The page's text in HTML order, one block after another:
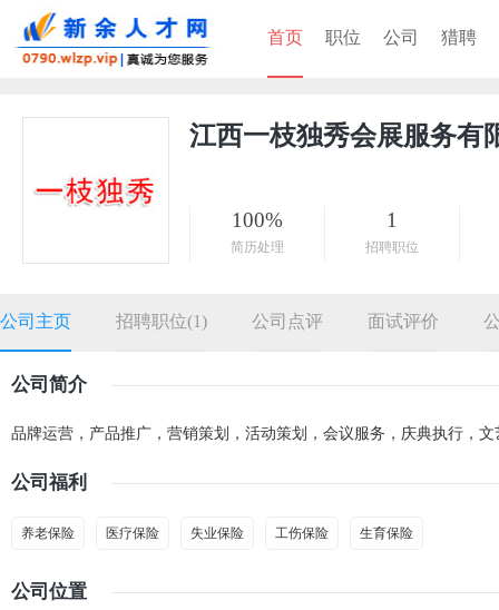
首页 职位 公司 猎聘
江西一枝独秀会展服务有
100%
简历处理
1
招聘职位
公司主页 招聘职位(1) 公司点评 面试评价
公司简介
品牌运营，产品推广，营销策划，活动策划，会议服务，庆典执行，
公司福利
养老保险 医疗保险 失业保险 工伤保险 生育保险
公司位置